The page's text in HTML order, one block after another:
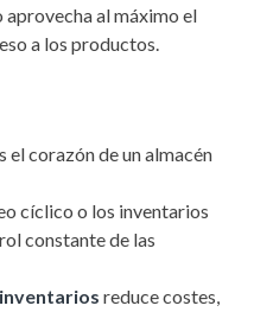
al máximo el
a los productos.
el corazón de un almacén
cíclico o los inventarios
constante de las
reduce costes,